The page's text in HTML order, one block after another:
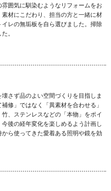
囲気に馴染むようなリフォームをお
素材にこだわり、担当の方と一緒に材
イレの無垢板を自ら選びました。掃除
。
さず品のよい空間づくりを目指しま
修」ではなく「異素材を合わせる」
竹、ステンレスなどの「本物」をポイ
今後の経年変化を楽しめるよう計画し
から使ってきた愛着ある照明や鏡を効